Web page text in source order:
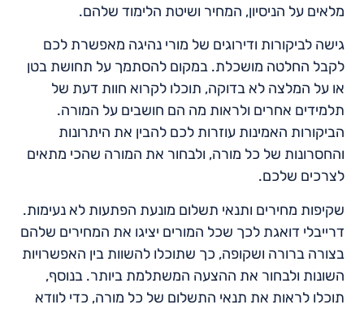
מלאים על הניסיון, המחיר ושיטת הלימוד שלהם.
גישה לביקורות ודירוגים של מורי נהיגה מאפשרת לכם
לקבל החלטה מושכלת. במקום להסתמך על תחושת בטן
או על המלצה לא בדוקה, תוכלו לקרוא חוות דעת של
תלמידים אחרים ולראות מה הם חושבים על המורה.
הביקורות האמינות עוזרות לכם להבין את היתרונות
והחסרונות של כל מורה, ולבחור את המורה שהכי מתאים
לצרכים שלכם.
שקיפות מחירים ותנאי תשלום מונעת הפתעות לא נעימות.
דרייבלי דואגת לכך שכל המורים יציגו את המחירים שלהם
בצורה ברורה ושקופה, כך שתוכלו להשוות בין האפשרויות
השונות ולבחור את ההצעה המשתלמת ביותר. בנוסף,
תוכלו לראות את תנאי התשלום של כל מורה, כדי לוודא